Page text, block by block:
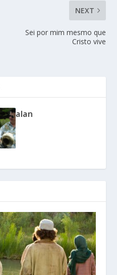
NEXT
Sei por mim mesmo que
Cristo vive
alan